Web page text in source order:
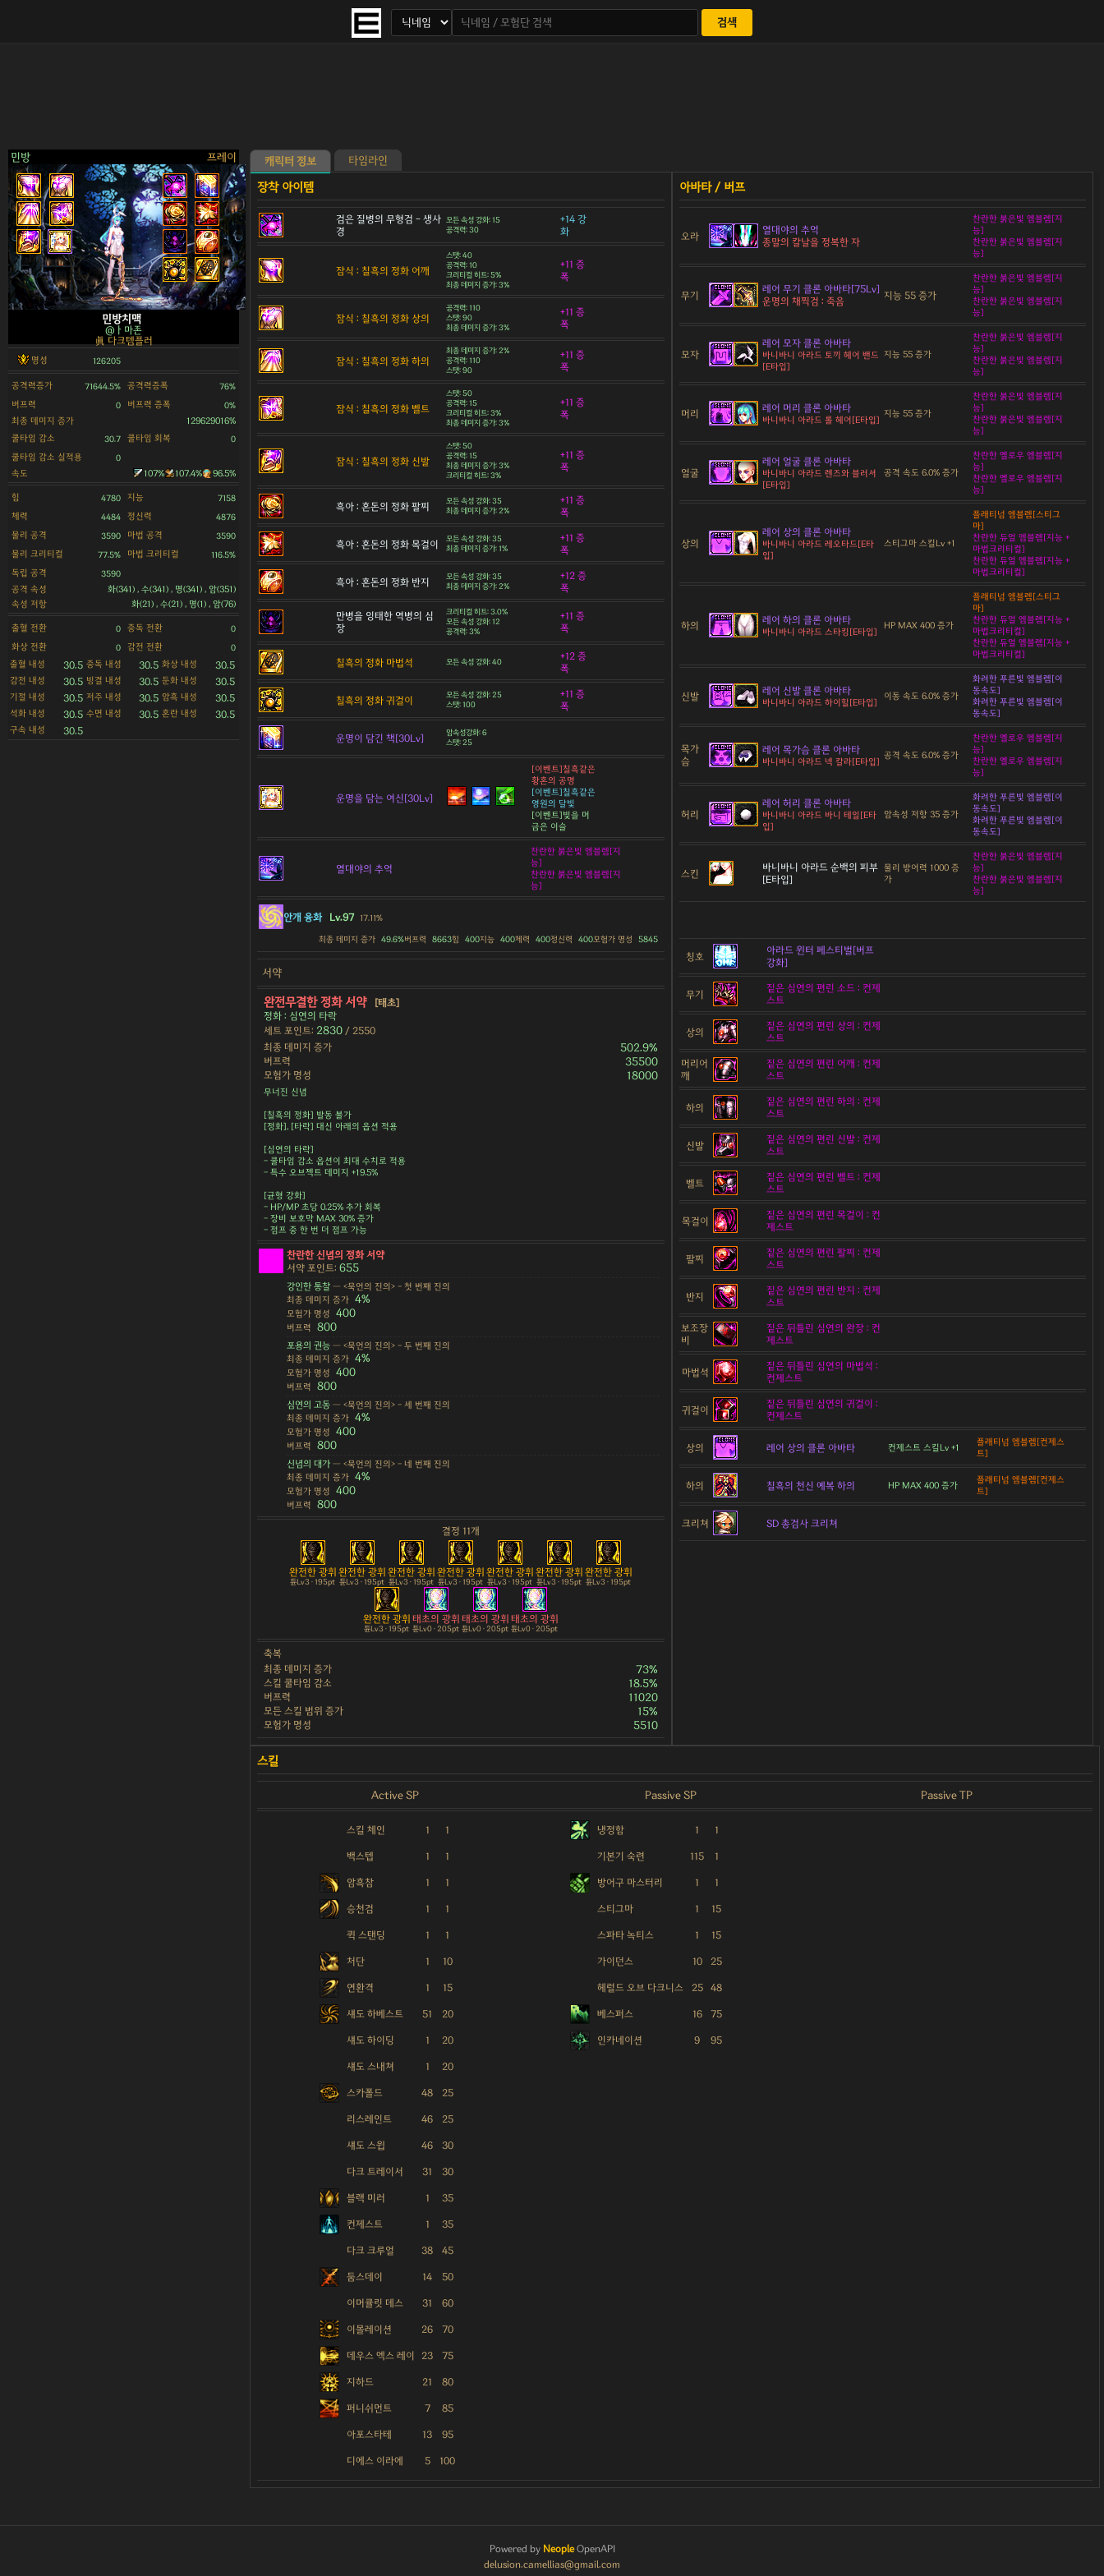
검색
민방 프레이
>
민방치맥
@ㅏ마존
眞 다크템플러
명성 126205
공격력증가 71644.5% 공격력증폭 76%
버프력 0 버프력 증폭 0%
최종 데미지 증가
129629016%
쿨타임 감소
30.7 쿨타임 회복 0
쿨타임 감소 실적용 0
속도 107% 107.4% 96.5%
힘 4780 지능 7158
체력 4484 정신력 4876
물리 공격 3590 마법 공격 3590
물리 크리티컬 77.5% 마법 크리티컬 116.5%
독립 공격 3590
공격 속성
화(341) , 수(341) , 명(341) , 암(351)
속성 저항
화(21) , 수(21) , 명(1) , 암(76)
출혈 전환 0 중독 전환 0
화상 전환 0 감전 전환 0
출혈 내성 30.5 중독 내성 30.5 화상 내성 30.5
감전 내성 30.5 빙결 내성 30.5 둔화 내성 30.5
기절 내성 30.5 저주 내성 30.5 암흑 내성 30.5
석화 내성 30.5 수면 내성 30.5 혼란 내성 30.5
구속 내성 30.5
캐릭터 정보 타임라인
검은 질병의 무형검 - 생사
경
모든 속성 강화: 15
공격력: 30
+14 강
화
잠식 : 칠흑의 정화 어깨
스탯: 40
공격력: 10
크리티컬 히트: 5%
최종 데미지 증가: 3%
+11 증
폭
잠식 : 칠흑의 정화 상의
공격력: 110
스탯: 90
최종 데미지 증가: 3%
+11 증
폭
잠식 : 칠흑의 정화 하의
최종 데미지 증가: 2%
공격력: 110
스탯: 90
+11 증
폭
잠식 : 칠흑의 정화 벨트
스탯: 50
공격력: 15
크리티컬 히트: 3%
최종 데미지 증가: 3%
+11 증
폭
잠식 : 칠흑의 정화 신발
스탯: 50
공격력: 15
최종 데미지 증가: 3%
크리티컬 히트: 3%
+11 증
폭
흑아 : 혼돈의 정화 팔찌
모든 속성 강화: 35
최종 데미지 증가: 2%
+11 증
폭
흑아 : 혼돈의 정화 목걸이
모든 속성 강화: 35
최종 데미지 증가: 1%
+11 증
폭
흑아 : 혼돈의 정화 반지
모든 속성 강화: 35
최종 데미지 증가: 2%
+12 증
폭
만병을 잉태한 역병의 심
장
크리티컬 히트: 3.0%
모든 속성 강화: 12
공격력: 3%
+11 증
폭
칠흑의 정화 마법석 모든 속성 강화: 40
+12 증
폭
칠흑의 정화 귀걸이
모든 속성 강화: 25
스탯: 100
+11 증
폭
운명이 담긴 책[30Lv]
암속성강화: 6
스탯: 25
운명을 담는 여신[30Lv]
[이벤트]칠흑같은
황혼의 공명
[이벤트]칠흑같은
영원의 달빛
[이벤트]빛을 머
금은 이슬
열대야의 추억
찬란한 붉은빛 엠블렘[지
능]
찬란한 붉은빛 엠블렘[지
능]
안개 융화 Lv.97 17.11%
최종 데미지 증가 49.6%버프력 8663힘 400지능 400체력 400정신력 400모험가 명성 5845
서약
완전무결한 정화 서약
[태초]
정화 : 심연의 타락
세트 포인트: 2830 / 2550
최종 데미지 증가
502.9%
버프력 35500
모험가 명성 18000
무너진 신념
[칠흑의 정화] 발동 불가
[정화], [타락] 대신 아래의 옵션 적용
[심연의 타락]
- 쿨타임 감소 옵션이 최대 수치로 적용
- 특수 오브젝트 데미지 +19.5%
[균형 강화]
- HP/MP 초당 0.25% 추가 회복
- 장비 보호막 MAX 30% 증가
- 점프 중 한 번 더 점프 가능
찬란한 신념의 정화 서약
서약 포인트: 655
강인한 통찰 — <묵언의 진의> - 첫 번째 진의
최종 데미지 증가 4%
모험가 명성 400
버프력 800
포용의 권능 — <묵언의 진의> - 두 번째 진의
최종 데미지 증가 4%
모험가 명성 400
버프력 800
심연의 고동 — <묵언의 진의> - 세 번째 진의
최종 데미지 증가 4%
모험가 명성 400
버프력 800
신념의 대가 — <묵언의 진의> - 네 번째 진의
최종 데미지 증가 4%
모험가 명성 400
버프력 800
결정 11개
완전한 광휘
튠Lv3 · 195pt
완전한 광휘
튠Lv3 · 195pt
완전한 광휘
튠Lv3 · 195pt
완전한 광휘
튠Lv3 · 195pt
완전한 광휘
튠Lv3 · 195pt
완전한 광휘
튠Lv3 · 195pt
완전한 광휘
튠Lv3 · 195pt
완전한 광휘
튠Lv3 · 195pt
태초의 광휘
튠Lv0 · 205pt
태초의 광휘
튠Lv0 · 205pt
태초의 광휘
튠Lv0 · 205pt
축복
최종 데미지 증가
73%
스킬 쿨타임 감소 18.5%
버프력 11020
모든 스킬 범위 증가 15%
모험가 명성 5510
오라
열대야의 추억
종말의 칼날을 정복한 자
찬란한 붉은빛 엠블렘[지
능]
찬란한 붉은빛 엠블렘[지
능]
무기
레어 무기 클론 아바타[75Lv]
운명의 채찍검 : 죽음
지능 55 증가
찬란한 붉은빛 엠블렘[지
능]
찬란한 붉은빛 엠블렘[지
능]
모자
레어 모자 클론 아바타
바니바니 아라드 토끼 헤어 밴드
[E타입]
지능 55 증가
찬란한 붉은빛 엠블렘[지
능]
찬란한 붉은빛 엠블렘[지
능]
머리 레어 머리 클론 아바타
바니바니 아라드 롤 헤어[E타입]
지능 55 증가
찬란한 붉은빛 엠블렘[지
능]
찬란한 붉은빛 엠블렘[지
능]
얼굴
레어 얼굴 클론 아바타
바니바니 아라드 렌즈와 블러셔
[E타입]
공격 속도 6.0% 증가
찬란한 옐로우 엠블렘[지
능]
찬란한 옐로우 엠블렘[지
능]
상의
레어 상의 클론 아바타
바니바니 아라드 레오타드[E타
입]
스티그마 스킬Lv +1
플래티넘 엠블렘[스티그
마]
찬란한 듀얼 엠블렘[지능 +
마법크리티컬]
찬란한 듀얼 엠블렘[지능 +
마법크리티컬]
하의 레어 하의 클론 아바타
바니바니 아라드 스타킹[E타입]
HP MAX 400 증가
플래티넘 엠블렘[스티그
마]
찬란한 듀얼 엠블렘[지능 +
마법크리티컬]
찬란한 듀얼 엠블렘[지능 +
마법크리티컬]
신발 레어 신발 클론 아바타
바니바니 아라드 하이힐[E타입]
이동 속도 6.0% 증가
화려한 푸른빛 엠블렘[이
동속도]
화려한 푸른빛 엠블렘[이
동속도]
목가
슴
레어 목가슴 클론 아바타
바니바니 아라드 넥 칼라[E타입]
공격 속도 6.0% 증가
찬란한 옐로우 엠블렘[지
능]
찬란한 옐로우 엠블렘[지
능]
허리
레어 허리 클론 아바타
바니바니 아라드 바니 테일[E타
입]
암속성 저항 35 증가
화려한 푸른빛 엠블렘[이
동속도]
화려한 푸른빛 엠블렘[이
동속도]
스킨
바니바니 아라드 순백의 피부
[E타입]
물리 방어력 1000 증
가
찬란한 붉은빛 엠블렘[지
능]
찬란한 붉은빛 엠블렘[지
능]
칭호
아라드 윈터 페스티벌[버프
강화]
무기
짙은 심연의 편린 소드 : 컨제
스트
상의
짙은 심연의 편린 상의 : 컨제
스트
머리어
깨
짙은 심연의 편린 어깨 : 컨제
스트
하의
짙은 심연의 편린 하의 : 컨제
스트
신발
짙은 심연의 편린 신발 : 컨제
스트
벨트
짙은 심연의 편린 벨트 : 컨제
스트
목걸이
짙은 심연의 편린 목걸이 : 컨
제스트
팔찌
짙은 심연의 편린 팔찌 : 컨제
스트
반지
짙은 심연의 편린 반지 : 컨제
스트
보조장
비
짙은 뒤틀린 심연의 완장 : 컨
제스트
마법석
짙은 뒤틀린 심연의 마법석 :
컨제스트
귀걸이
짙은 뒤틀린 심연의 귀걸이 :
컨제스트
상의 레어 상의 클론 아바타 컨제스트 스킬Lv +1
플래티넘 엠블렘[컨제스
트]
하의 칠흑의 천신 예복 하의 HP MAX 400 증가
플래티넘 엠블렘[컨제스
트]
크리쳐 SD 총검사 크리쳐
Active SP Passive SP Passive TP
스킬 체인 1 1
백스텝 1 1
암흑참 1 1
승천검 1 1
퀵 스탠딩 1 1
처단 1 10
연환격 1 15
섀도 하베스트 51 20
섀도 하이딩 1 20
섀도 스내쳐 1 20
스카폴드 48 25
리스레인트 46 25
섀도 스윕 46 30
다크 트레이서 31 30
블랙 미러 1 35
컨제스트 1 35
다크 크루얼 38 45
둠스데이 14 50
이머큘릿 데스 31 60
이몰레이션 26 70
데우스 엑스 레이 23 75
지하드 21 80
퍼니쉬먼트 7 85
아포스타테 13 95
디에스 이라에 5 100
냉정함 1 1
기본기 숙련 115 1
방어구 마스터리 1 1
스티그마 1 15
스파타 녹티스 1 15
가이던스 10 25
헤럴드 오브 다크니스 25 48
베스퍼스 16 75
인카네이션 9 95
Powered by NeopleOpenAPI
delusion.camellias@gmail.com